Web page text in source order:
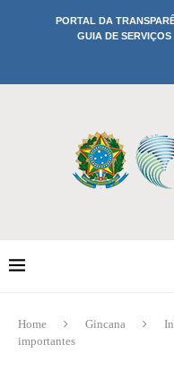
PORTAL DA
GUIA DE
Home Gincana
importantes